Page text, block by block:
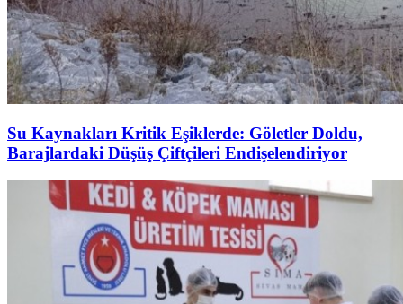
Su Kaynakları Kritik Eşiklerde: Göletler Doldu,
Barajlardaki Düşüş Çiftçileri Endişelendiriyor